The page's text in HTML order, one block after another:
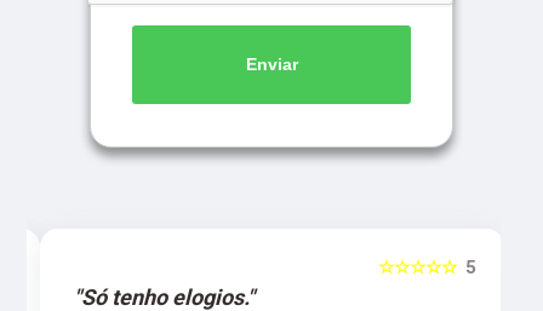
Enviar
5
☆☆☆☆☆
"Só tenho elogios."